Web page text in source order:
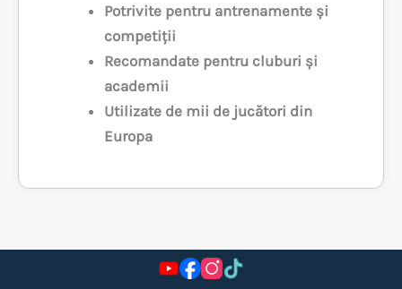
Potrivite pentru antrenamente și
competiții
Recomandate pentru cluburi și
academii
Utilizate de mii de jucători din
Europa